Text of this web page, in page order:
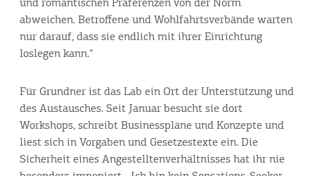
und romantischen Präferenzen von der Norm
abweichen. Betroffene und Wohlfahrtsverbände warten
nur darauf, dass sie endlich mit ihrer Einrichtung
loslegen kann.“
Für Grundner ist das Lab ein Ort der Unterstützung und
des Austausches. Seit Januar besucht sie dort
Workshops, schreibt Businesspläne und Konzepte und
liest sich in Vorgaben und Gesetzestexte ein. Die
Sicherheit eines Angestelltenverhältnisses hat ihr nie